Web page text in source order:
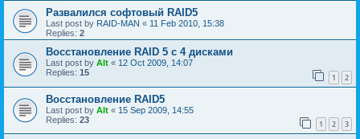
Развалился софтовый RAID5
Last post by RAID-MAN « 11 Feb 2010, 15:38
Replies: 2
Восстановление RAID 5 с 4 дисками
Last post by Alt « 12 Oct 2009, 14:07
Replies: 15 1 2
Восстановление RAID5
Last post by Alt « 15 Sep 2009, 14:55
Replies: 23 1 2 3